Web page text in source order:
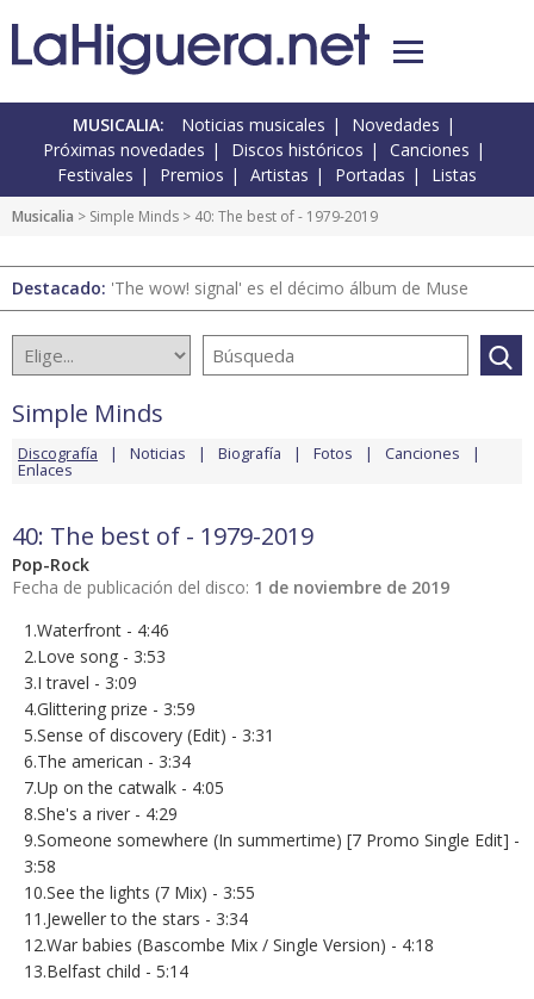
MUSICALIA: Noticias musicales
Novedades
Próximas novedades
Discos históricos
Canciones
Festivales
Premios Artistas Portadas Listas
Musicalia > Simple Minds > 40: The best of - 1979-2019
Destacado: 'The wow! signal' es el décimo álbum de Muse
Simple Minds
Discografía Noticias Biografía Fotos Canciones
Enlaces
40: The best of - 1979-2019
Pop-Rock
Fecha de publicación del disco: 1 de noviembre de 2019
1.Waterfront - 4:46
2.Love song - 3:53
3.I travel - 3:09
4.Glittering prize - 3:59
5.Sense of discovery (Edit) - 3:31
6.The american - 3:34
7.Up on the catwalk - 4:05
8.She's a river - 4:29
9.Someone somewhere (In summertime) [7 Promo Single Edit] -
3:58
10.See the lights (7 Mix) - 3:55
11.Jeweller to the stars - 3:34
12.War babies (Bascombe Mix / Single Version) - 4:18
13.Belfast child - 5:14